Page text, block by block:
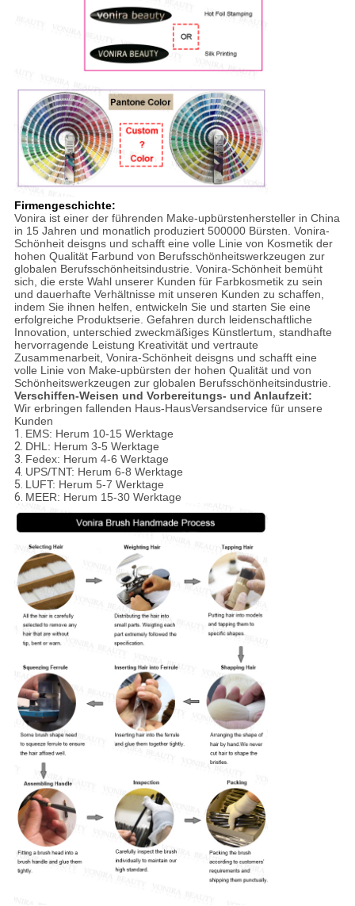
Firmengeschichte:
Vonira ist einer der führenden Make-upbürstenhersteller in China
in 15 Jahren und monatlich produziert 500000 Bürsten. Vonira-
Schönheit deisgns und schafft eine volle Linie von Kosmetik der
hohen Qualität Farbund von Berufsschönheitswerkzeugen zur
globalen Berufsschönheitsindustrie. Vonira-Schönheit bemüht
sich, die erste Wahl unserer Kunden für Farbkosmetik zu sein
und dauerhafte Verhältnisse mit unseren Kunden zu schaffen,
indem Sie ihnen helfen, entwickeln Sie und starten Sie eine
erfolgreiche Produktserie. Gefahren durch leidenschaftliche
Innovation, unterschied zweckmäßiges Künstlertum, standhafte
hervorragende Leistung Kreativität und vertraute
Zusammenarbeit, Vonira-Schönheit deisgns und schafft eine
volle Linie von Make-upbürsten der hohen Qualität und von
Schönheitswerkzeugen zur globalen Berufsschönheitsindustrie.
Verschiffen-Weisen und Vorbereitungs- und Anlaufzeit:
Wir erbringen fallenden Haus-HausVersandservice für unsere
Kunden
1. EMS: Herum 10-15 Werktage
2. DHL: Herum 3-5 Werktage
3. Fedex: Herum 4-6 Werktage
4. UPS/TNT: Herum 6-8 Werktage
5. LUFT: Herum 5-7 Werktage
6. MEER: Herum 15-30 Werktage